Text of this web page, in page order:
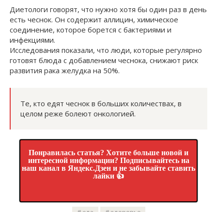
Диетологи говорят, что нужно хотя бы один раз в день
есть чеснок. Он содержит аллицин, химическое
соединение, которое борется с бактериями и
инфекциями.
Исследования показали, что люди, которые регулярно
готовят блюда с добавлением чеснока, снижают риск
развития рака желудка на 50%.
Те, кто едят чеснок в больших количествах, в
целом реже болеют онкологией.
Понравилась статья? Хотите больше новой и
интересной информации? Подписывайтесь на
наш канал в Яндекс.Дзен и не забывайте ставить
лайки 👍